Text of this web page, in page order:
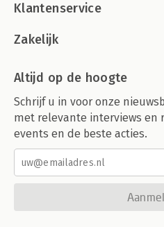
Klantenservice
Zakelijk
Altijd op de hoogte
Schrijf u in voor onze
met relevante interviews en
events en de beste acties.